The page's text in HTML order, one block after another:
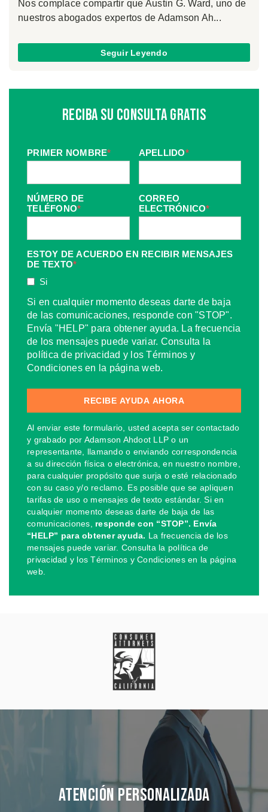
Nos complace compartir que Austin G. Ward, uno de
nuestros abogados expertos de Adamson Ah...
Seguir Leyendo
Reciba Su Consulta Gratis
PRIMER NOMBRE* APELLIDO*
NÚMERO DE
TELÉFONO*
CORREO
ELECTRÓNICO*
ESTOY DE ACUERDO EN RECIBIR MENSAJES
DE TEXTO*
Si
Si en cualquier momento deseas darte de baja
de las comunicaciones, responde con "STOP".
Envía "HELP" para obtener ayuda. La frecuencia
de los mensajes puede variar. Consulta la
política de privacidad y los Términos y
Condiciones en la página web.
Al enviar este formulario, usted acepta ser contactado
y grabado por Adamson Ahdoot LLP o un
representante, llamando o enviando correspondencia
a su dirección física o electrónica, en nuestro nombre,
para cualquier propósito que surja o esté relacionado
con su caso y/o reclamo. Es posible que se apliquen
tarifas de uso o mensajes de texto estándar. Si en
cualquier momento deseas darte de baja de las
comunicaciones, responde con “STOP”. Envía
“HELP” para obtener ayuda. La frecuencia de los
mensajes puede variar. Consulta la política de
privacidad y los Términos y Condiciones en la página
web.
Atención Personalizada